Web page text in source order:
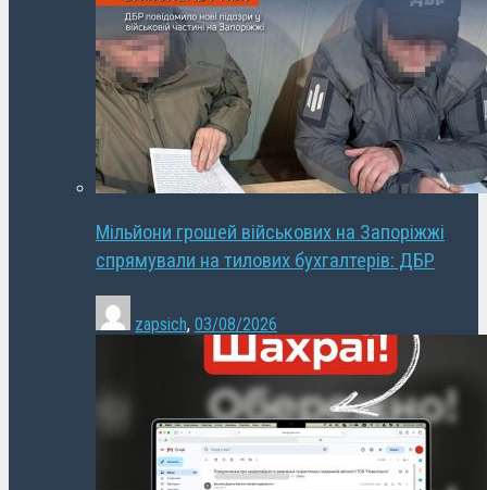
Мільйони грошей військових на Запоріжжі
спрямували на тилових бухгалтерів: ДБР
zapsich, 03/08/2026